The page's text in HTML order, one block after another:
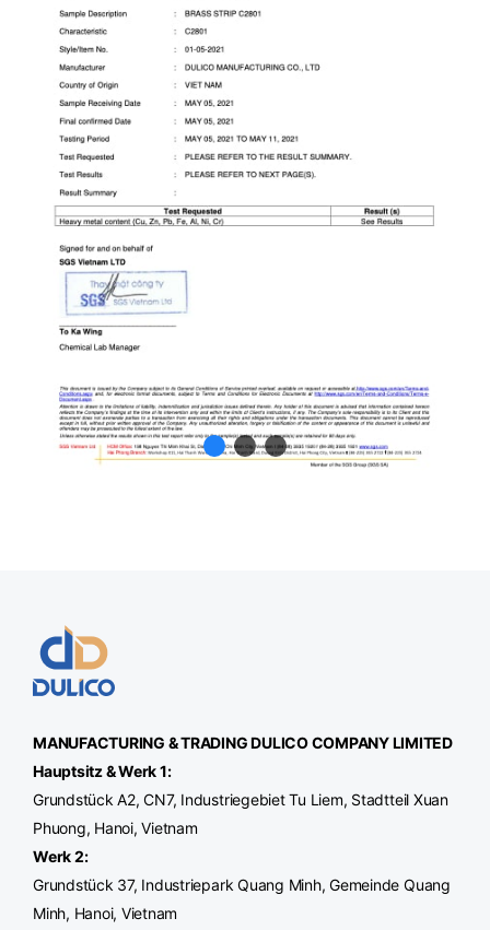
MANUFACTURING & TRADINGDULICOCOMPANY LIMITED
Hauptsitz & Werk 1:
Grundstück A2, CN7, Industriegebiet Tu Liem, Stadtteil Xuan
Phuong, Hanoi, Vietnam
Werk2:
Grundstück 37, Industriepark Quang Minh, Gemeinde Quang
Minh, Hanoi, Vietnam